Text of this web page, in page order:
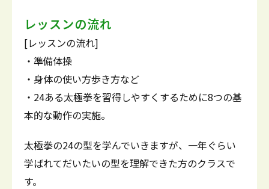
レッスンの流れ
[レッスンの流れ]
・準備体操
・身体の使い方歩き方など
・24ある太極拳を習得しやすくするために8つの基
本的な動作の実施。
太極拳の24の型を学んでいきますが、一年ぐらい
学ばれてだいたいの型を理解できた方のクラスで
す。